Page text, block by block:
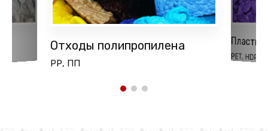
Отходы полипропилена
РР, ПП PET,